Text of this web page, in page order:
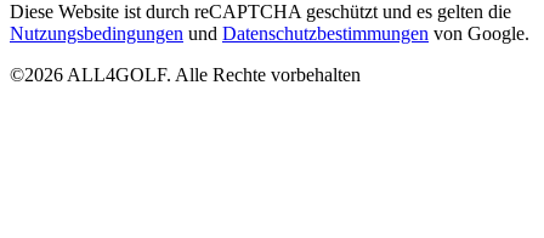
Diese Website ist durch reCAPTCHA geschützt und es gelten die
Nutzungsbedingungen und Datenschutzbestimmungen von Google.
©2026 ALL4GOLF. Alle Rechte vorbehalten